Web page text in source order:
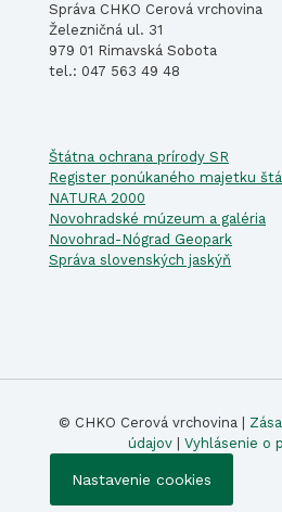
Správa CHKO Cerová vrchovina
Železničná ul. 31
979 01 Rimavská Sobota
tel.: 047 563 49 48
Štátna ochrana prírody SR
Register ponúkaného majetku
NATURA 2000
Novohradské múzeum a galéria
Novohrad-Nógrad Geopark
Správa slovenských jaskýň
© CHKO Cerová vrchovina |
údajov| Vyhlásenie o
Nastavenie cookies